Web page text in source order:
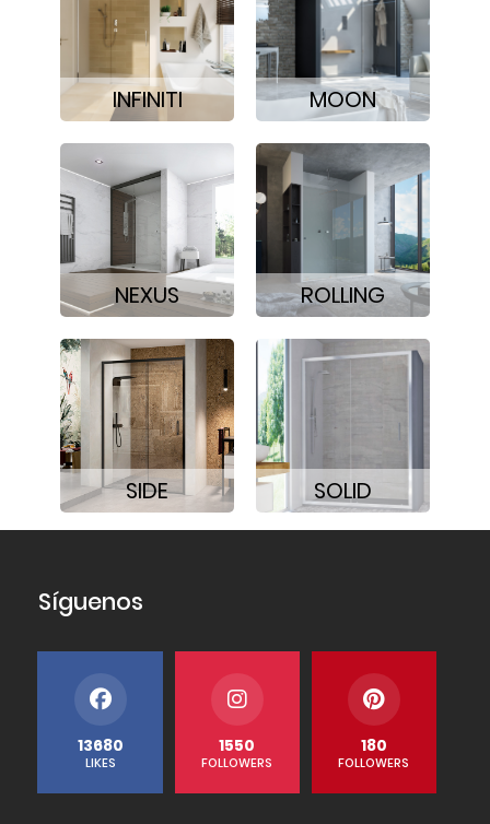
INFINITI MOON
NEXUS ROLLING
SIDE SOLID
Síguenos
13680
LIKES
1550
FOLLOWERS
180
FOLLOWERS